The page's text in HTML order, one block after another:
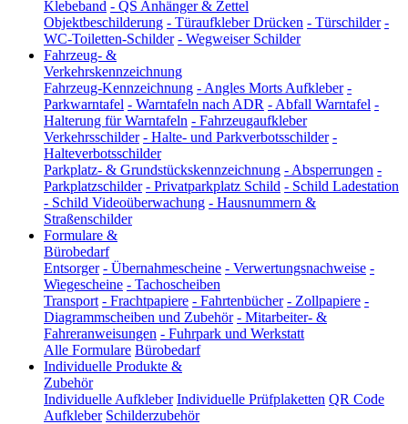
Klebeband - QS Anhänger & Zettel
Objektbeschilderung - Türaufkleber Drücken - Türschilder -
WC-Toiletten-Schilder - Wegweiser Schilder
Fahrzeug- &
Verkehrskennzeichnung
Fahrzeug-Kennzeichnung - Angles Morts Aufkleber -
Parkwarntafel - Warntafeln nach ADR - Abfall Warntafel -
Halterung für Warntafeln - Fahrzeugaufkleber
Verkehrsschilder - Halte- und Parkverbotsschilder -
Halteverbotsschilder
Parkplatz- & Grundstückskennzeichnung - Absperrungen -
Parkplatzschilder - Privatparkplatz Schild - Schild Ladestation
- Schild Videoüberwachung - Hausnummern &
Straßenschilder
Formulare &
Bürobedarf
Entsorger - Übernahmescheine - Verwertungsnachweise -
Wiegescheine - Tachoscheiben
Transport - Frachtpapiere - Fahrtenbücher - Zollpapiere -
Diagrammscheiben und Zubehör - Mitarbeiter- &
Fahreranweisungen - Fuhrpark und Werkstatt
Alle Formulare Bürobedarf
Individuelle Produkte &
Zubehör
Individuelle Aufkleber Individuelle Prüfplaketten QR Code
Aufkleber Schilderzubehör